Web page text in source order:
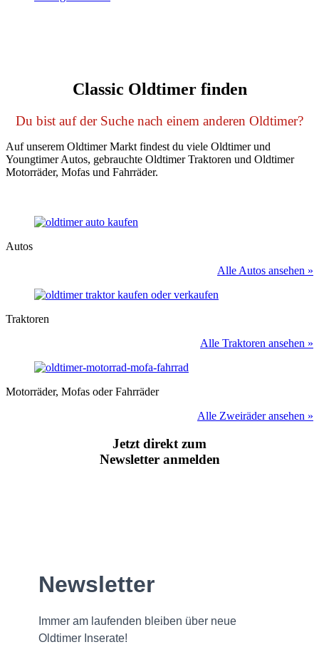
Classic Oldtimer finden
Du bist auf der Suche nach einem anderen Oldtimer?
Auf unserem Oldtimer Markt findest du viele Oldtimer und
Youngtimer Autos, gebrauchte Oldtimer Traktoren und Oldtimer
Motorräder, Mofas und Fahrräder.
Autos
Alle Autos ansehen »
Traktoren
Alle Traktoren ansehen »
Motorräder, Mofas oder Fahrräder
Alle Zweiräder ansehen »
Jetzt direkt zum
Newsletter anmelden